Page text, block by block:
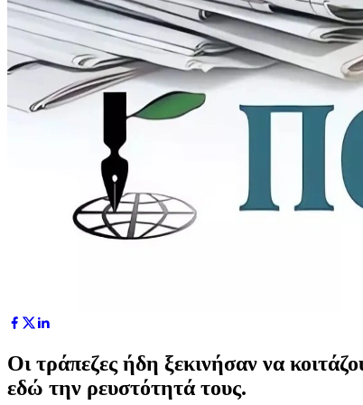
Οι τράπεζες ήδη ξεκινήσαν να
εδώ την ρευστότητά τους.